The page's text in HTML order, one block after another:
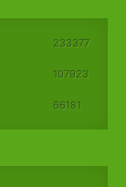
233377
107923
66181